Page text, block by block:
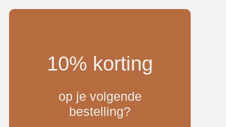
10% korting
op je volgende
bestelling?